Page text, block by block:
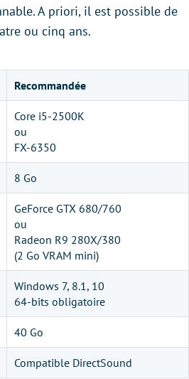
A priori, il est possible de
ou cinq ans.
Recommandée
Core i5-2500K
ou
FX-6350
8 Go
GeForce GTX 680/760
ou
Radeon R9 280X/380
(2 Go VRAM mini)
Windows 7, 8.1, 10
64-bits obligatoire
40 Go
Compatible DirectSound